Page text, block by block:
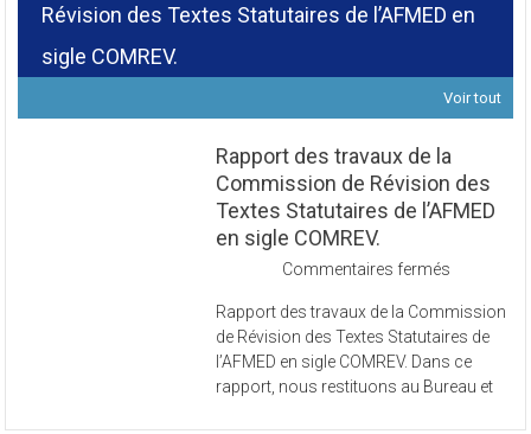
Révision des Textes Statutaires de l’AFMED en
sigle COMREV.
Voir tout
Rapport des travaux de la
Commission de Révision des
Textes Statutaires de l’AFMED
en sigle COMREV.
Commentaires fermés
des
travaux
de
la
Rapport des travaux de la Commission
de Révision des Textes Statutaires de
l’AFMED en sigle COMREV. Dans ce
rapport, nous restituons au Bureau et